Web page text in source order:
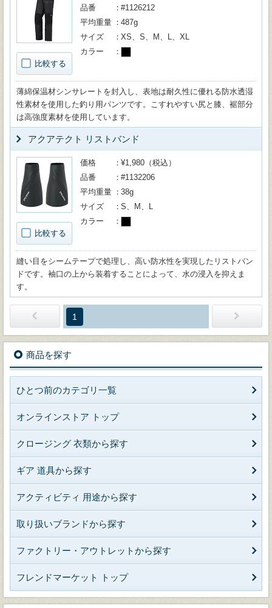
比較する
品番
#1126212
平均重量
487g
サイズ
XS、S、M、L、XL
カラー
薄綿保温材シンサレートを封入し、表地は耐久性に優れる防水透湿
性素材を使用した釣り用パンツです。こすれやすい尻と膝、裾部分
は高強度素材を使用しています。
アクアテクト リストバンド
比較する
価格
¥1,980（税込）
品番
#1132206
平均重量
38g
サイズ
S、M、L
カラー
縫い目をシームテープで処理し、高い防水性を実現したリストバン
ドです。袖口の上から装着することによって、水の浸入を抑えま
す。
1
商品を探す
ひとつ前のカテゴリ一覧
オンラインストア トップ
クロージング 衣類から探す
ギア 道具から探す
アクティビティ 用途から探す
取り扱いブランドから探す
ファクトリー・アウトレットから探す
フレンドマーケット トップ